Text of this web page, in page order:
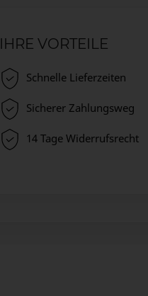
IHRE VORTEILE
Schnelle Lieferzeiten
Sicherer Zahlungsweg
14 Tage Widerrufsrecht